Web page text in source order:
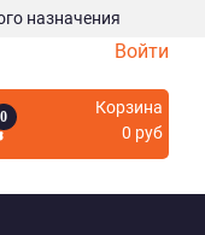
назначения
Войти
0
Корзина
0 руб